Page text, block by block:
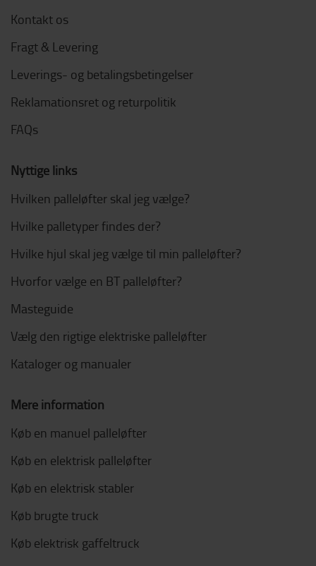
Kontakt os
Fragt & Levering
Leverings- og betalingsbetingelser
Reklamationsret og returpolitik
FAQs
Nyttige links
Hvilken palleløfter skal jeg vælge?
Hvilke palletyper findes der?
Hvilke hjul skal jeg vælge til min palleløfter?
Hvorfor vælge en BT palleløfter?
Masteguide
Vælg den rigtige elektriske palleløfter
Kataloger og manualer
Mere information
Køb en manuel palleløfter
Køb en elektrisk palleløfter
Køb en elektrisk stabler
Køb brugte truck
Køb elektrisk gaffeltruck